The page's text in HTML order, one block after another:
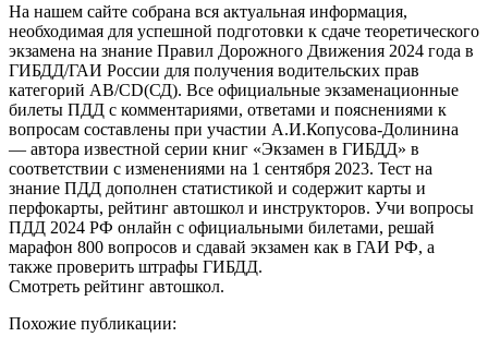
На нашем сайте собрана вся актуальная информация,
необходимая для успешной подготовки к сдаче теоретического
экзамена на знание Правил Дорожного Движения 2024 года в
ГИБДД/ГАИ России для получения водительских прав
категорий АВ/CD(СД). Все официальные экзаменационные
билеты ПДД с комментариями, ответами и пояснениями к
вопросам составлены при участии А.И.Копусова-Долинина
— автора известной серии книг «Экзамен в ГИБДД» в
соответствии с изменениями на 1 сентября 2023. Тест на
знание ПДД дополнен статистикой и содержит карты и
перфокарты, рейтинг автошкол и инструкторов. Учи вопросы
ПДД 2024 РФ онлайн с официальными билетами, решай
марафон 800 вопросов и сдавай экзамен как в ГАИ РФ, а
также проверить штрафы ГИБДД.
Смотреть рейтинг автошкол.
Похожие публикации: